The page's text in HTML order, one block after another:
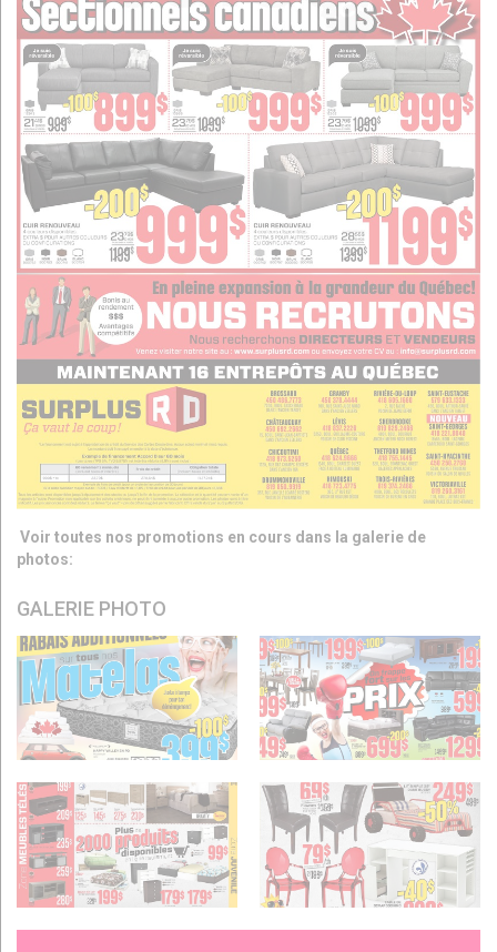
Voir toutes nos promotions en cours dans la galerie de
photos:
GALERIE PHOTO